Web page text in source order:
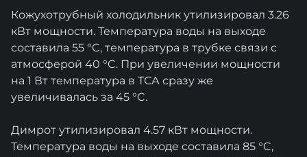
Кожухотрубный холодильник утилизировал 3.26
кВт мощности. Температура воды на выходе
составила 55 °C, температура в трубке связи с
атмосферой 40 °C. При увеличении мощности
на 1 Вт температура в ТСА сразу же
увеличивалась за 45 °C.
Димрот утилизировал 4.57 кВт мощности.
Температура воды на выходе составила 85 °C,